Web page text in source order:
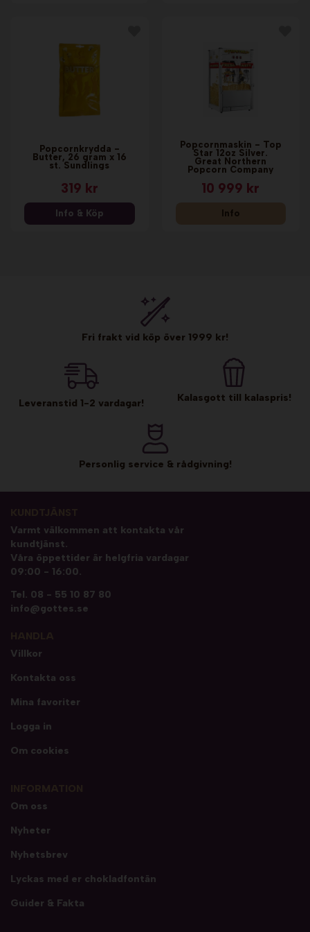
Popcornkrydda -
Butter, 26 gram x 16
st. Sundlings
319 kr
Info & Köp
Popcornmaskin - Top
Star 12oz Silver.
Great Northern
Popcorn Company
10 999 kr
Info
Fri frakt vid köp över 1999 kr!
Leveranstid 1-2 vardagar! Kalasgott till kalaspris!
Personlig service & rådgivning!
Varmt välkommen att kontakta vår
kundtjänst.
Våra öppettider är helgfria vardagar
09:00 - 16:00.
Tel. 08 - 55 10 87 80
info@gottes.se
Villkor
Kontakta oss
Mina favoriter
Logga in
Om cookies
Om oss
Nyheter
Nyhetsbrev
Lyckas med er chokladfontän
Guider & Fakta